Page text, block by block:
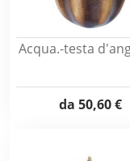
Acqua.-testa
da 50,60 €